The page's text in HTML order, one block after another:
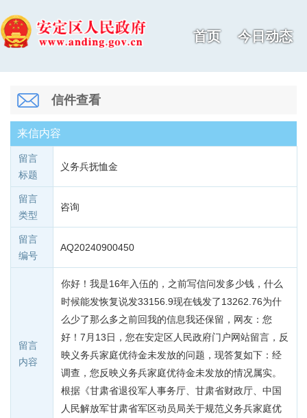
首页 今日动态
信件查看
来信内容
留言
标题
义务兵抚恤金
留言
类型
咨询
留言
编号
AQ20240900450
留言
内容
你好！我是16年入伍的，之前写信问发多少钱，什么
时候能发恢复说发33156.9现在钱发了13262.76为什
么少了那么多之前回我的信息我还保留，网友：您
好！7月13日，您在安定区人民政府门户网站留言，反
映义务兵家庭优待金未发放的问题，现答复如下：经
调查，您反映义务兵家庭优待金未发放的情况属实。
根据《甘肃省退役军人事务厅、甘肃省财政厅、中国
人民解放军甘肃省军区动员局关于规范义务兵家庭优